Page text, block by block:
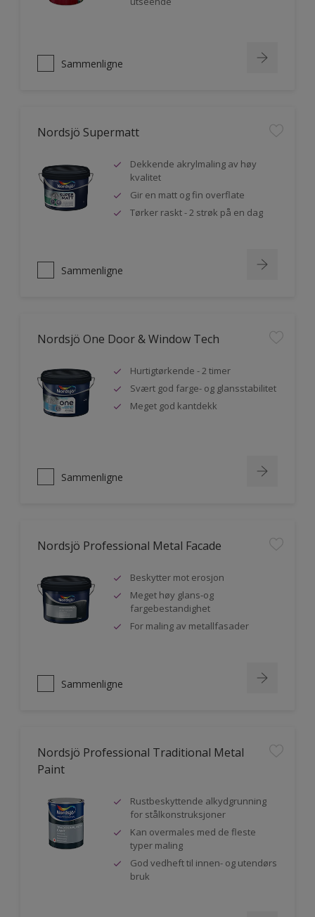
Sammenligne
Nordsjö Supermatt
Dekkende akrylmaling av høy
kvalitet
Gir en matt og fin overflate
Tørker raskt - 2 strøk på en dag
Sammenligne
Nordsjö One Door & Window Tech
Hurtigtørkende - 2 timer
Svært god farge- og glansstabilitet
Meget god kantdekk
Sammenligne
Nordsjö Professional Metal Facade
Beskytter mot erosjon
Meget høy glans-og
fargebestandighet
For maling av metallfasader
Sammenligne
Nordsjö Professional Traditional Metal
Paint
Rustbeskyttende alkydgrunning
for stålkonstruksjoner
Kan overmales med de fleste
typer maling
God vedheft til innen- og utendørs
bruk